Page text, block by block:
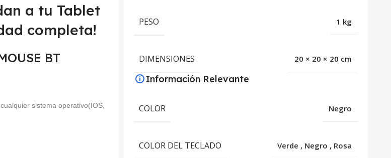
a tu Tablet
completa!
BT
sistema operativo(IOS,
PESO 1 kg
DIMENSIONES 20 × 20 × 20 cm
Información Relevante
COLOR Negro
COLOR DEL TECLADO Verde , Negro , Rosa